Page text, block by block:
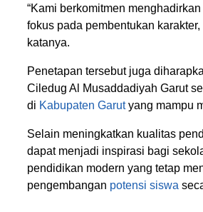
“Kami berkomitmen
fokus pada pembentukan
katanya.
Penetapan tersebut juga
Ciledug Al Musaddadiyah Garut
di Kabupaten Garutyang mampu
Selain meningkatkan kualitas
dapat menjadi inspirasi bagi
pendidikan modern yang tetap
pengembangan potensi siswa